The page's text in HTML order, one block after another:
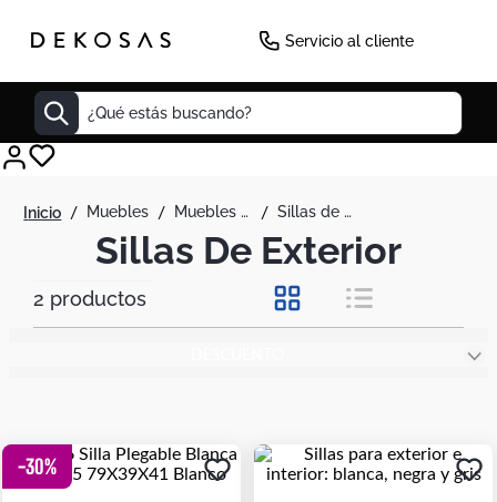
Servicio al cliente
¿Qué estás buscando?
muebles muebles para exterior sillas de exterior
Sillas De Exterior
2 productos
-30%
Cuadro
Bibliotecas